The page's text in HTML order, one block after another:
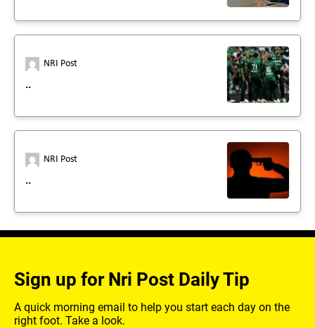
NRI Post
..
NRI Post
..
Sign up for Nri Post Daily Tip
A quick morning email to help you start each day on the
right foot. Take a look.